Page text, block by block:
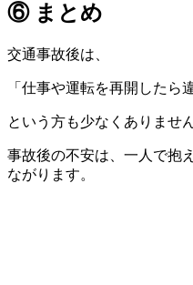
⑥ まとめ
交通事故後は、
「仕事や運転を再開したら
という方も少なくありません
事故後の不安は、一人で抱
ながります。